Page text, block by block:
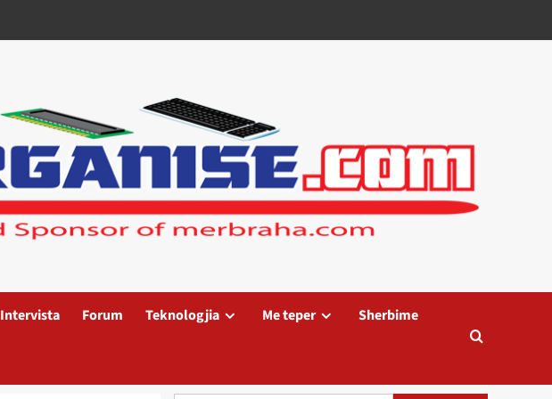
Intervista Forum Teknologjia Me teper Sherbime